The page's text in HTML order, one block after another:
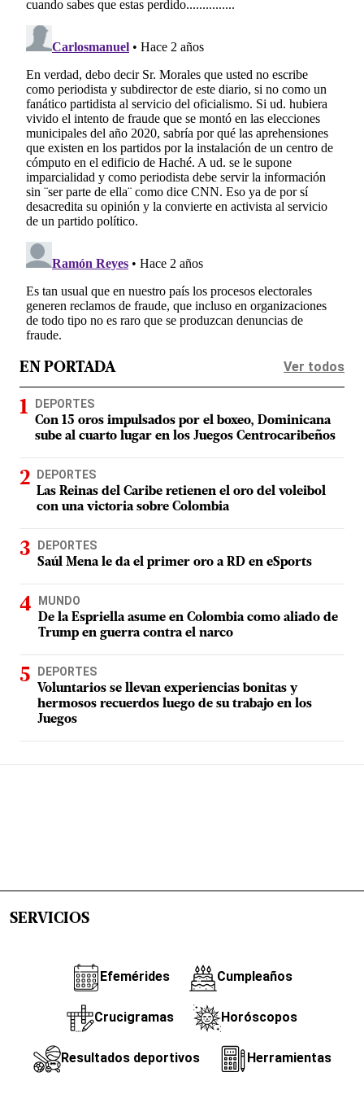
EN PORTADA Ver todos
DEPORTES
Con 15 oros impulsados por el boxeo, Dominicana
sube al cuarto lugar en los Juegos Centrocaribeños
DEPORTES
Las Reinas del Caribe retienen el oro del voleibol
con una victoria sobre Colombia
DEPORTES
Saúl Mena le da el primer oro a RD en eSports
MUNDO
De la Espriella asume en Colombia como aliado de
Trump en guerra contra el narco
DEPORTES
Voluntarios se llevan experiencias bonitas y
hermosos recuerdos luego de su trabajo en los
Juegos
SERVICIOS
Efemérides Cumpleaños
Crucigramas Horóscopos
Resultados deportivos Herramientas